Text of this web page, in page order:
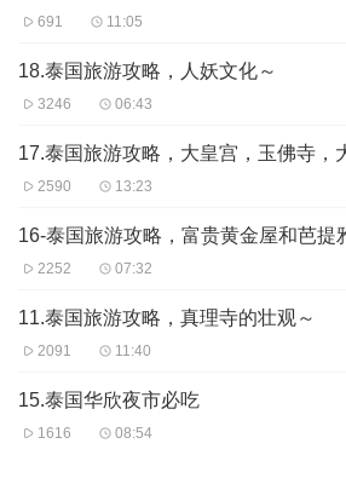
691 11:05
18.泰国旅游攻略，人妖文化～
3246 06:43
17.泰国旅游攻略，大皇宫，玉佛寺，
2590 13:23
16-泰国旅游攻略，富贵黄金屋和芭提
2252 07:32
11.泰国旅游攻略，真理寺的壮观～
2091 11:40
15.泰国华欣夜市必吃
1616 08:54